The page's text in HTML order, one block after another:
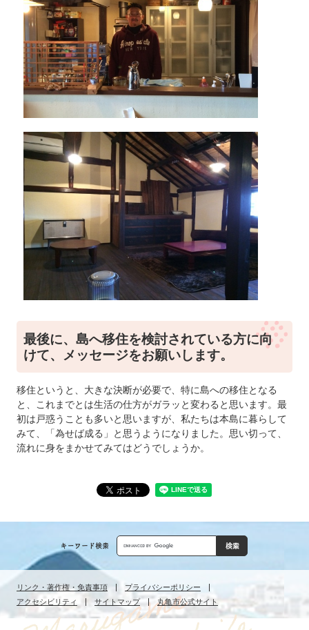
最後に、島へ移住を検討されている方に向
けて、メッセージをお願いします。
移住というと、大きな決断が必要で、特に島への移住となる
と、これまでとは生活の仕方がガラッと変わると思います。最
初は戸惑うことも多いと思いますが、私たちは本島に暮らして
みて、「為せば成る」と思うようになりました。思い切って、
流れに身をまかせてみてはどうでしょうか。
Google
タ
ム
検
リンク・著作権・免責事項
プライバシーポリシー
アクセシビリティ
サイトマップ 丸亀市公式サイト